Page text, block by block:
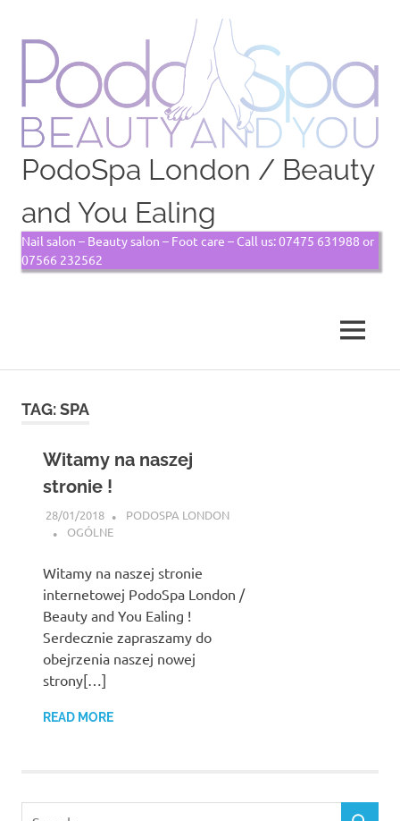
PodoSpa London / Beauty
and You Ealing
Nail salon – Beauty salon – Foot care – Call us: 07475 631988 or
07566 232562
MENU
TAG:SPA
Witamy na naszej
stronie !
28/01/2018
PODOSPA LONDON
OGÓLNE
Witamy na naszej stronie
internetowej PodoSpa London /
Beauty and You Ealing !
Serdecznie zapraszamy do
obejrzenia naszej nowej
strony[…]
READ MORE